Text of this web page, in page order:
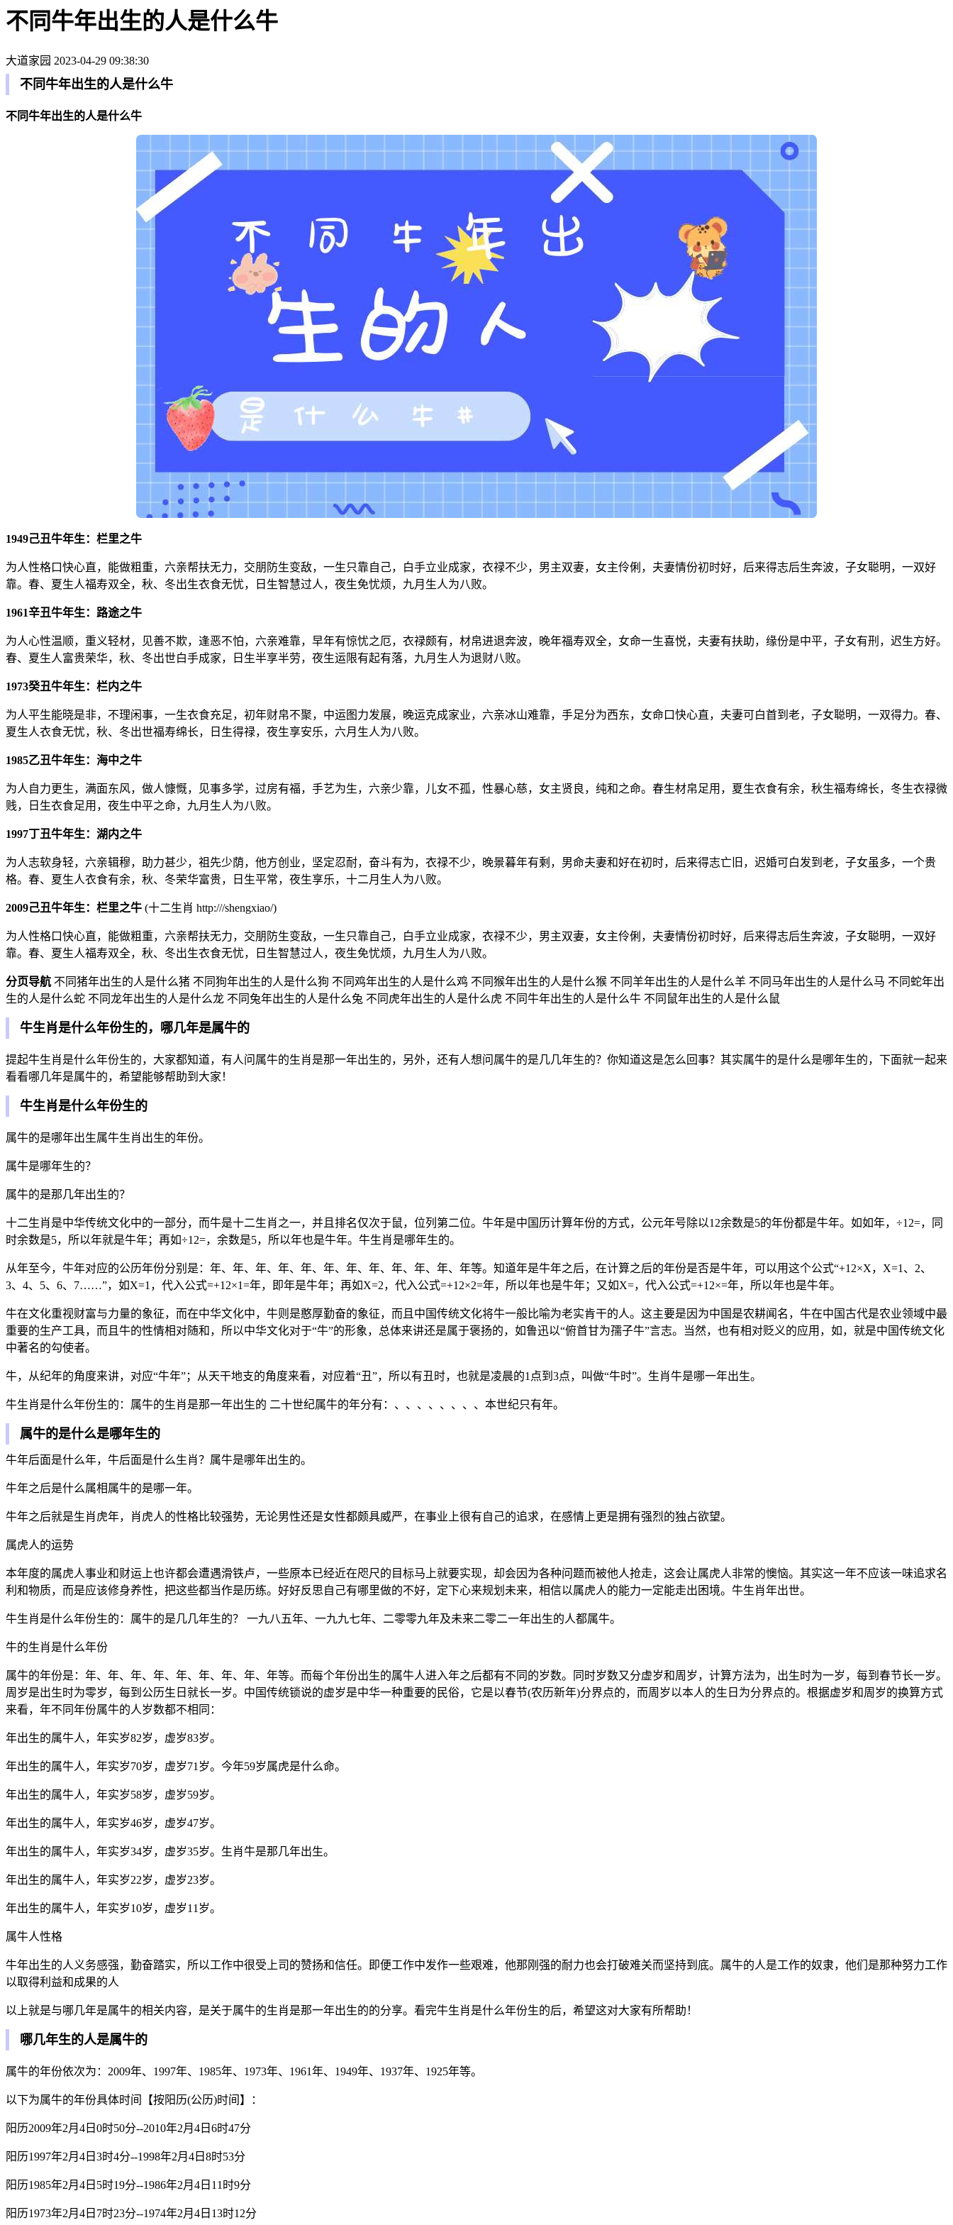
不同牛年出生的人是什么牛
大道家园 2023-04-29 09:38:30
不同牛年出生的人是什么牛
不同牛年出生的人是什么牛
1949己丑牛年生：栏里之牛
为人性格口快心直，能做粗重，六亲帮扶无力，交朋防生变敌，一生只靠自己，白手立业成家，衣禄不少，男主双妻，女主伶俐，夫妻情份初时好，后来得志后生奔波，子女聪明，一双好
靠。春、夏生人福寿双全，秋、冬出生衣食无忧，日生智慧过人，夜生免忧烦，九月生人为八败。
1961辛丑牛年生：路途之牛
为人心性温顺，重义轻材，见善不欺，逢恶不怕，六亲难靠，早年有惊忧之厄，衣禄颇有，材帛进退奔波，晚年福寿双全，女命一生喜悦，夫妻有扶助，缘份是中平，子女有刑，迟生方好。
春、夏生人富贵荣华，秋、冬出世白手成家，日生半享半劳，夜生运限有起有落，九月生人为退财八败。
1973癸丑牛年生：栏内之牛
为人平生能晓是非，不理闲事，一生衣食充足，初年财帛不聚，中运图力发展，晚运克成家业，六亲冰山难靠，手足分为西东，女命口快心直，夫妻可白首到老，子女聪明，一双得力。春、
夏生人衣食无忧，秋、冬出世福寿绵长，日生得禄，夜生享安乐，六月生人为八败。
1985乙丑牛年生：海中之牛
为人自力更生，满面东风，做人慷慨，见事多学，过房有福，手艺为生，六亲少靠，儿女不孤，性暴心慈，女主贤良，纯和之命。春生材帛足用，夏生衣食有余，秋生福寿绵长，冬生衣禄微
贱，日生衣食足用，夜生中平之命，九月生人为八败。
1997丁丑牛年生：湖内之牛
为人志软身轻，六亲辑穆，助力甚少，祖先少荫，他方创业，坚定忍耐，奋斗有为，衣禄不少，晚景暮年有剩，男命夫妻和好在初时，后来得志亡旧，迟婚可白发到老，子女虽多，一个贵
格。春、夏生人衣食有余，秋、冬荣华富贵，日生平常，夜生享乐，十二月生人为八败。
2009己丑牛年生：栏里之牛 (十二生肖 http:///shengxiao/)
为人性格口快心直，能做粗重，六亲帮扶无力，交朋防生变敌，一生只靠自己，白手立业成家，衣禄不少，男主双妻，女主伶俐，夫妻情份初时好，后来得志后生奔波，子女聪明，一双好
靠。春、夏生人福寿双全，秋、冬出生衣食无忧，日生智慧过人，夜生免忧烦，九月生人为八败。
分页导航 不同猪年出生的人是什么猪 不同狗年出生的人是什么狗 不同鸡年出生的人是什么鸡 不同猴年出生的人是什么猴 不同羊年出生的人是什么羊 不同马年出生的人是什么马 不同蛇年出
生的人是什么蛇 不同龙年出生的人是什么龙 不同兔年出生的人是什么兔 不同虎年出生的人是什么虎 不同牛年出生的人是什么牛 不同鼠年出生的人是什么鼠
牛生肖是什么年份生的，哪几年是属牛的
提起牛生肖是什么年份生的，大家都知道，有人问属牛的生肖是那一年出生的，另外，还有人想问属牛的是几几年生的？你知道这是怎么回事？其实属牛的是什么是哪年生的，下面就一起来
看看哪几年是属牛的，希望能够帮助到大家！
牛生肖是什么年份生的
属牛的是哪年出生属牛生肖出生的年份。
属牛是哪年生的？
属牛的是那几年出生的？
十二生肖是中华传统文化中的一部分，而牛是十二生肖之一，并且排名仅次于鼠，位列第二位。牛年是中国历计算年份的方式，公元年号除以12余数是5的年份都是牛年。如如年，÷12=，同
时余数是5，所以年就是牛年；再如÷12=，余数是5，所以年也是牛年。牛生肖是哪年生的。
从年至今，牛年对应的公历年份分别是：年、年、年、年、年、年、年、年、年、年、年、年等。知道年是牛年之后，在计算之后的年份是否是牛年，可以用这个公式“+12×X，X=1、2、
3、4、5、6、7……”，如X=1，代入公式=+12×1=年，即年是牛年；再如X=2，代入公式=+12×2=年，所以年也是牛年；又如X=，代入公式=+12×=年，所以年也是牛年。
牛在文化重视财富与力量的象征，而在中华文化中，牛则是憨厚勤奋的象征，而且中国传统文化将牛一般比喻为老实肯干的人。这主要是因为中国是农耕闻名，牛在中国古代是农业领域中最
重要的生产工具，而且牛的性情相对随和，所以中华文化对于“牛”的形象，总体来讲还是属于褒扬的，如鲁迅以“俯首甘为孺子牛”言志。当然，也有相对贬义的应用，如，就是中国传统文化
中著名的勾使者。
牛，从纪年的角度来讲，对应“牛年”；从天干地支的角度来看，对应着“丑”，所以有丑时，也就是凌晨的1点到3点，叫做“牛时”。生肖牛是哪一年出生。
牛生肖是什么年份生的：属牛的生肖是那一年出生的 二十世纪属牛的年分有：、、、、、、、、本世纪只有年。
属牛的是什么是哪年生的
牛年后面是什么年，牛后面是什么生肖？属牛是哪年出生的。
牛年之后是什么属相属牛的是哪一年。
牛年之后就是生肖虎年，肖虎人的性格比较强势，无论男性还是女性都颇具威严，在事业上很有自己的追求，在感情上更是拥有强烈的独占欲望。
属虎人的运势
本年度的属虎人事业和财运上也许都会遭遇滑铁卢，一些原本已经近在咫尺的目标马上就要实现，却会因为各种问题而被他人抢走，这会让属虎人非常的懊恼。其实这一年不应该一味追求名
利和物质，而是应该修身养性，把这些都当作是历练。好好反思自己有哪里做的不好，定下心来规划未来，相信以属虎人的能力一定能走出困境。牛生肖年出世。
牛生肖是什么年份生的：属牛的是几几年生的？ 一九八五年、一九九七年、二零零九年及未来二零二一年出生的人都属牛。
牛的生肖是什么年份
属牛的年份是：年、年、年、年、年、年、年、年、年等。而每个年份出生的属牛人进入年之后都有不同的岁数。同时岁数又分虚岁和周岁，计算方法为，出生时为一岁，每到春节长一岁。
周岁是出生时为零岁，每到公历生日就长一岁。中国传统锁说的虚岁是中华一种重要的民俗，它是以春节(农历新年)分界点的，而周岁以本人的生日为分界点的。根据虚岁和周岁的换算方式
来看，年不同年份属牛的人岁数都不相同：
年出生的属牛人，年实岁82岁，虚岁83岁。
年出生的属牛人，年实岁70岁，虚岁71岁。今年59岁属虎是什么命。
年出生的属牛人，年实岁58岁，虚岁59岁。
年出生的属牛人，年实岁46岁，虚岁47岁。
年出生的属牛人，年实岁34岁，虚岁35岁。生肖牛是那几年出生。
年出生的属牛人，年实岁22岁，虚岁23岁。
年出生的属牛人，年实岁10岁，虚岁11岁。
属牛人性格
牛年出生的人义务感强，勤奋踏实，所以工作中很受上司的赞扬和信任。即便工作中发作一些艰难，他那刚强的耐力也会打破难关而坚持到底。属牛的人是工作的奴隶，他们是那种努力工作
以取得利益和成果的人
以上就是与哪几年是属牛的相关内容，是关于属牛的生肖是那一年出生的的分享。看完牛生肖是什么年份生的后，希望这对大家有所帮助！
哪几年生的人是属牛的
属牛的年份依次为：2009年、1997年、1985年、1973年、1961年、1949年、1937年、1925年等。
以下为属牛的年份具体时间【按阳历(公历)时间】：
阳历2009年2月4日0时50分--2010年2月4日6时47分
阳历1997年2月4日3时4分--1998年2月4日8时53分
阳历1985年2月4日5时19分--1986年2月4日11时9分
阳历1973年2月4日7时23分--1974年2月4日13时12分